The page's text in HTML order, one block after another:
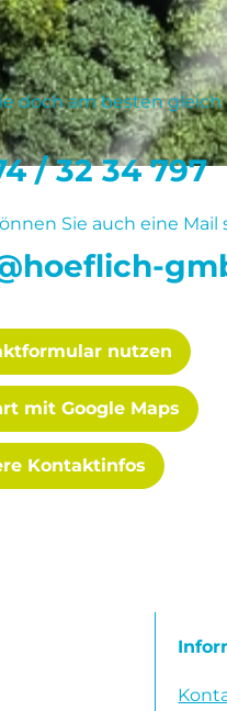
doch am besten
/ 32 34 797
Sie auch eine Mail
nutzen
mit Google Maps
Kontaktinfos